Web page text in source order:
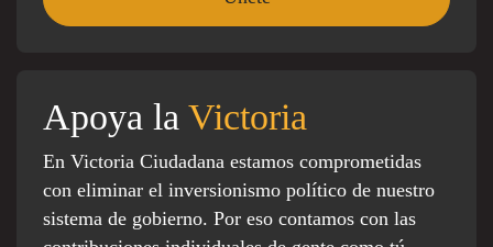
Apoya la Victoria
En Victoria Ciudadana estamos comprometidas
con eliminar el inversionismo político de nuestro
sistema de gobierno. Por eso contamos con las